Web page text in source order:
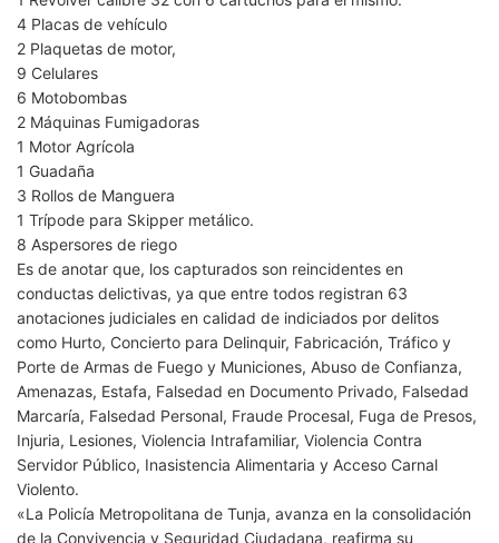
4 Placas de vehículo
2 Plaquetas de motor,
9 Celulares
6 Motobombas
2 Máquinas Fumigadoras
1 Motor Agrícola
1 Guadaña
3 Rollos de Manguera
1 Trípode para Skipper metálico.
8 Aspersores de riego
Es de anotar que, los capturados son reincidentes en
conductas delictivas, ya que entre todos registran 63
anotaciones judiciales en calidad de indiciados por delitos
como Hurto, Concierto para Delinquir, Fabricación, Tráfico y
Porte de Armas de Fuego y Municiones, Abuso de Confianza,
Amenazas, Estafa, Falsedad en Documento Privado, Falsedad
Marcaría, Falsedad Personal, Fraude Procesal, Fuga de Presos,
Injuria, Lesiones, Violencia Intrafamiliar, Violencia Contra
Servidor Público, Inasistencia Alimentaria y Acceso Carnal
Violento.
«La Policía Metropolitana de Tunja, avanza en la consolidación
de la Convivencia y Seguridad Ciudadana, reafirma su